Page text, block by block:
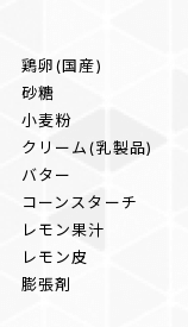
鶏卵(国産)
砂糖
小麦粉
クリーム(乳製品)
バター
コーンスターチ
レモン果汁
レモン皮
膨張剤